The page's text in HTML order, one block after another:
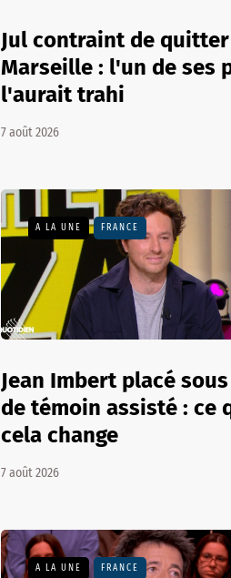
Jul contraint de quitter
Marseille : l'un de ses
l'aurait trahi
7 août 2026
A LA UNE FRANCE
Jean Imbert placé
de témoin assisté : ce
cela change
7 août 2026
A LA UNE FRANCE